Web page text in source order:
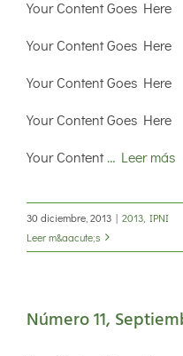
Your Content Goes Here
Your Content Goes Here
Your Content Goes Here
Your Content Goes Here
Your Content… Leer más
30 diciembre, 2013 | 2013 IPNI
Leer m&aacute;s
Número 11,